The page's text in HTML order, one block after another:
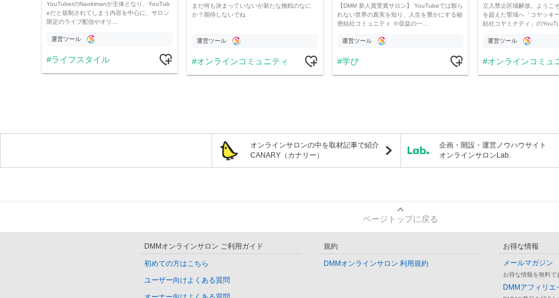
YouTuberのNaokimanが主体となり、YouTub
eだと規制されてしまう内容を中心に、サロン
限定のライブ配信やオリ…
運営ツール
ライフスタイル
まだ何も決まっていないが新たな挑戦のなに
か？期待しないでね
運営ツール
オンラインコミュニティ
【DMM 新人賞受賞サロン】 YouTubeでは観ら
れない世界の真実を知り、人生を豊かにする秘
密結社コミュニティ ※収益の一…
運営ツール
学び
立入禁止区域解放。ようこ
を超えた聖域へ「コヤッキ
結社コヤミナティ」の
運営ツール
オンラインコミュ
オンラインサロンの中を取材記事で紹介
CANARY（カナリー）
企画・開設・運営ノウハウサイト
オンラインサロンLab.
ページトップに戻る
DMMオンラインサロン ご利用ガイド
初めての方はこちら
ユーザー向けよくある質問
規約
DMMオンラインサロン 利用規約
お得な情報
メールマガジン
お得な情報を無料で
DMMアフィリエ